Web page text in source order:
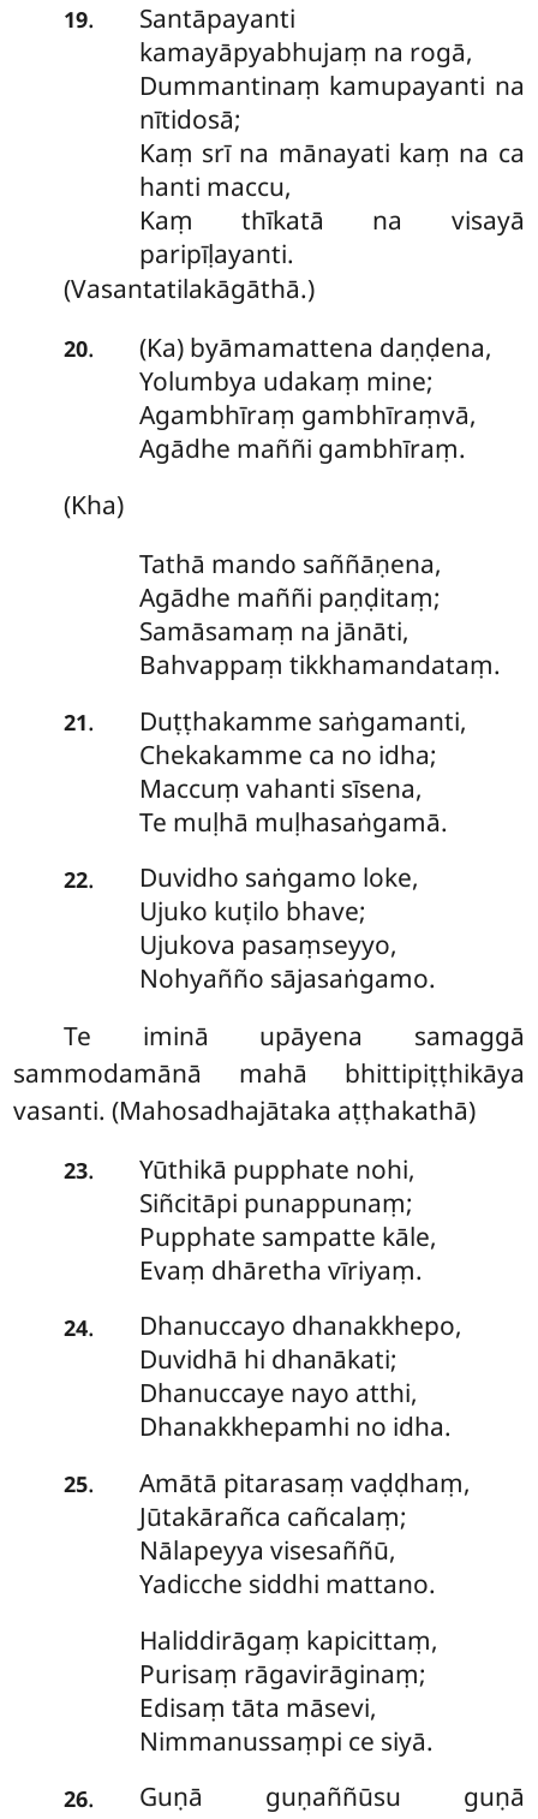
19.
Santāpayanti
kamayāpyabhujaṃ na rogā,
Dummantinaṃ kamupayanti na
nītidosā;
Kaṃ srī na mānayati kaṃ na ca
hanti maccu,
Kaṃ thīkatā na visayā
paripīḷayanti.
(Vasantatilakāgāthā.)
20. (Ka) byāmamattena daṇḍena,
Yolumbya udakaṃ mine;
Agambhīraṃ gambhīraṃvā,
Agādhe maññi gambhīraṃ.
(Kha)
Tathā mando saññāṇena,
Agādhe maññi paṇḍitaṃ;
Samāsamaṃ na jānāti,
Bahvappaṃ tikkhamandataṃ.
21. Duṭṭhakamme saṅgamanti,
Chekakamme ca no idha;
Maccuṃ vahanti sīsena,
Te muḷhā muḷhasaṅgamā.
22. Duvidho saṅgamo loke,
Ujuko kuṭilo bhave;
Ujukova pasaṃseyyo,
Nohyañño sājasaṅgamo.
Te iminā upāyena samaggā
sammodamānā mahā bhittipiṭṭhikāya
vasanti. (Mahosadhajātaka aṭṭhakathā)
23. Yūthikā pupphate nohi,
Siñcitāpi punappunaṃ;
Pupphate sampatte kāle,
Evaṃ dhāretha vīriyaṃ.
24. Dhanuccayo dhanakkhepo,
Duvidhā hi dhanākati;
Dhanuccaye nayo atthi,
Dhanakkhepamhi no idha.
25. Amātā pitarasaṃ vaḍḍhaṃ,
Jūtakārañca cañcalaṃ;
Nālapeyya visesaññū,
Yadicche siddhi mattano.
Haliddirāgaṃ kapicittaṃ,
Purisaṃ rāgavirāginaṃ;
Edisaṃ tāta māsevi,
Nimmanussaṃpi ce siyā.
26.
Guṇā guṇaññūsu guṇā